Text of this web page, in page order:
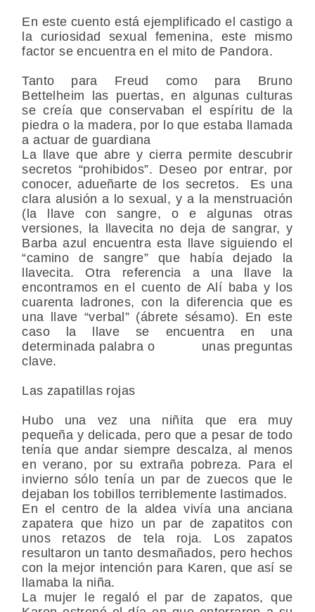
En este cuento está ejemplificado el castigo a
la curiosidad sexual femenina, este mismo
factor se encuentra en el mito de Pandora.
Tanto para Freud como para Bruno
Bettelheim las puertas, en algunas culturas
se creía que conservaban el espíritu de la
piedra o la madera, por lo que estaba llamada
a actuar de guardiana
La llave que abre y cierra permite descubrir
secretos “prohibidos”. Deseo por entrar, por
conocer, adueñarte de los secretos. Es una
clara alusión a lo sexual, y a la menstruación
(la llave con sangre, o e algunas otras
versiones, la llavecita no deja de sangrar, y
Barba azul encuentra esta llave siguiendo el
“camino de sangre” que había dejado la
llavecita. Otra referencia a una llave la
encontramos en el cuento de Alí baba y los
cuarenta ladrones, con la diferencia que es
una llave “verbal” (ábrete sésamo). En este
caso la llave se encuentra en una
determinada palabra o unas preguntas
clave.
Las zapatillas rojas
Hubo una vez una niñita que era muy
pequeña y delicada, pero que a pesar de todo
tenía que andar siempre descalza, al menos
en verano, por su extraña pobreza. Para el
invierno sólo tenía un par de zuecos que le
dejaban los tobillos terriblemente lastimados.
En el centro de la aldea vivía una anciana
zapatera que hizo un par de zapatitos con
unos retazos de tela roja. Los zapatos
resultaron un tanto desmañados, pero hechos
con la mejor intención para Karen, que así se
llamaba la niña.
La mujer le regaló el par de zapatos, que